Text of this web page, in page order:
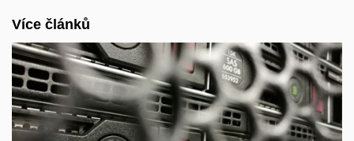
Více článků